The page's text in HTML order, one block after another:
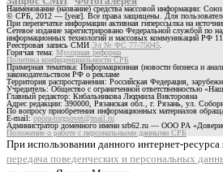
Наименование (название) средства массовой информации: Союз
© СРБ, 2012 — [year]. Все права защищены. Для
При перепечатке информации активная гиперссылка на
Сетевое издание зарегистрировано Федеральной службой по
информационных технологий и массовых коммуникаций РФ
Реестровая запись СМИ Эл № ФС 77-75045
Горячая тема: Мусорная реформа
Политика конфиденциальности СРБ
Примерная тематика: Информационная (новости бизнеса и
законодательством РФ о рекламе
Территория распространения: Российская Федерация,
Учредитель: Общество с ограниченной ответственностью
Главный редактор: Кибальникова Людмила Викторовна
Адрес редакции: 390000, Рязанская обл., г. Рязань, ул.
По вопросу приобретения информационных материалов
E-mail:opora-torgsovet@mail.ru
Администратор доменного имени srb62.ru — ООО РА «Доверие
Положение о работе с персональными данными СРБ
При использовании данного интернет-
передача поведенческих и персональных